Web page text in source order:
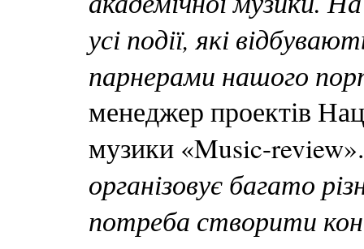
усі події, які
парнерами нашого
менеджер проектів
музики «Music-review».
організовує багато
потреба створити